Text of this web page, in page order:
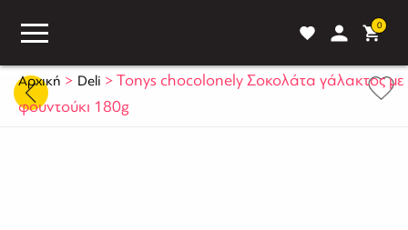
0
Αρχική > Deli > Tonys chocolonely Σοκολάτα γάλακτος με
φουντούκι 180g